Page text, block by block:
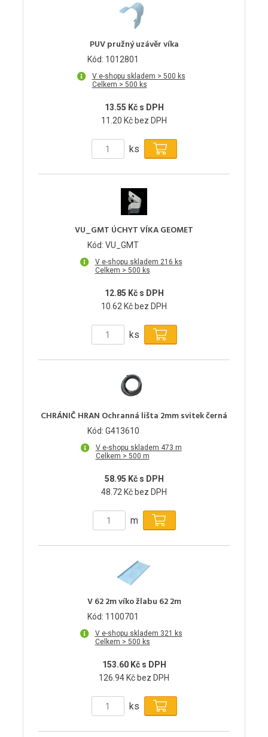
PUV pružný uzávěr víka
Kód: 1012801
V e-shopu skladem > 500 ks
Celkem > 500 ks
13.55 Kč s DPH
11.20 Kč bez DPH
ks
VU_GMT ÚCHYT VÍKA GEOMET
Kód: VU_GMT
V e-shopu skladem 216 ks
Celkem > 500 ks
12.85 Kč s DPH
10.62 Kč bez DPH
ks
CHRÁNIČ HRAN Ochranná lišta 2mm svitek černá
Kód: G413610
V e-shopu skladem 473 m
Celkem > 500 m
58.95 Kč s DPH
48.72 Kč bez DPH
m
V 62 2m víko žlabu 62 2m
Kód: 1100701
V e-shopu skladem 321 ks
Celkem > 500 ks
153.60 Kč s DPH
126.94 Kč bez DPH
ks